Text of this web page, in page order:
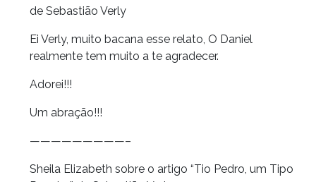
de Sebastião Verly
Ei Verly, muito bacana esse relato, O Daniel
realmente tem muito a te agradecer.
Adorei!!!
Um abração!!!
—————————–
Sheila Elizabeth sobre o artigo “Tio Pedro, um Tipo